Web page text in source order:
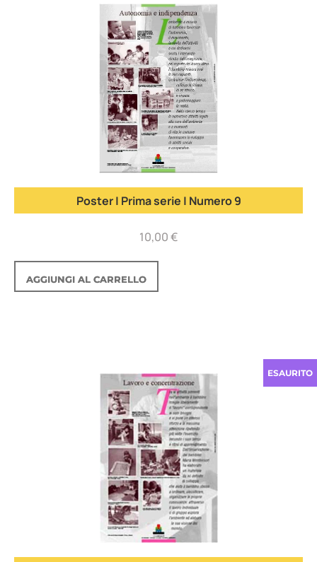
Poster | Prima serie | Numero 9
10,00€
AGGIUNGI AL CARRELLO
ESAURITO